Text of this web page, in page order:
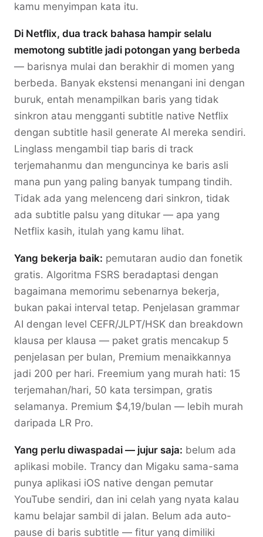
kamu menyimpan kata itu.
Di Netflix, dua track bahasa hampir selalu
memotong subtitle jadi potongan yang berbeda
— barisnya mulai dan berakhir di momen yang
berbeda. Banyak ekstensi menangani ini dengan
buruk, entah menampilkan baris yang tidak
sinkron atau mengganti subtitle native Netflix
dengan subtitle hasil generate AI mereka sendiri.
Linglass mengambil tiap baris di track
terjemahanmu dan menguncinya ke baris asli
mana pun yang paling banyak tumpang tindih.
Tidak ada yang melenceng dari sinkron, tidak
ada subtitle palsu yang ditukar — apa yang
Netflix kasih, itulah yang kamu lihat.
Yang bekerja baik: pemutaran audio dan fonetik
gratis. Algoritma FSRS beradaptasi dengan
bagaimana memorimu sebenarnya bekerja,
bukan pakai interval tetap. Penjelasan grammar
AI dengan level CEFR/JLPT/HSK dan breakdown
klausa per klausa — paket gratis mencakup 5
penjelasan per bulan, Premium menaikkannya
jadi 200 per hari. Freemium yang murah hati: 15
terjemahan/hari, 50 kata tersimpan, gratis
selamanya. Premium $4,19/bulan — lebih murah
daripada LR Pro.
Yang perlu diwaspadai — jujur saja: belum ada
aplikasi mobile. Trancy dan Migaku sama-sama
punya aplikasi iOS native dengan pemutar
YouTube sendiri, dan ini celah yang nyata kalau
kamu belajar sambil di jalan. Belum ada auto-
pause di baris subtitle — fitur yang dimiliki